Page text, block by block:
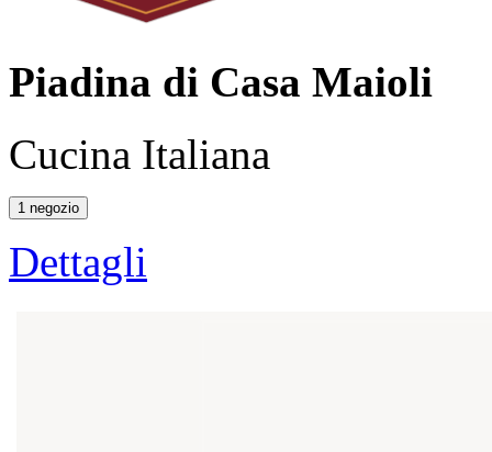
Piadina di Casa Maioli
Cucina Italiana
1 negozio
Dettagli